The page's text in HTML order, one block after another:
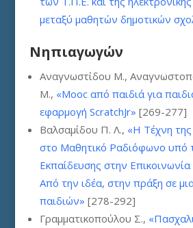
μεταξύ μαθητών δημοτικών
Νηπιαγωγών
Αναγνωστίδου Μ.,
Μ., «Mooc από παιδιά για
εφαρμογή ScratchJr» [269-277]
Βαλσαμίδου Π. Λ., «Η Τέχνη
στο Μαθητικό Ραδιόφωνο υπό
Εκπαίδευσης στην
Από την ιδέα, στην πράξη σε
παιδιών» [278-292]
Γραμματικοπούλου Σ.,